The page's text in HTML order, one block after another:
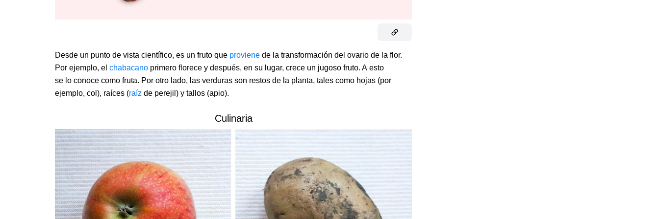
Desde un punto de vista científico, es un fruto que proviene de la transformación del ovario de la flor.
Por ejemplo, el chabacano primero florece y después, en su lugar, crece un jugoso fruto. A esto
se lo conoce como fruta. Por otro lado, las verduras son restos de la planta, tales como hojas (por
ejemplo, col), raíces (raíz de perejil) y tallos (apio).
Culinaria